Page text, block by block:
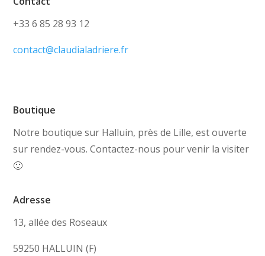
+33 6 85 28 93 12
contact@claudialadriere.fr
Boutique
Notre boutique sur Halluin, près de Lille, est ouverte
sur rendez-vous. Contactez-nous pour venir la visiter
🙂
Adresse
13, allée des Roseaux
59250 HALLUIN (F)